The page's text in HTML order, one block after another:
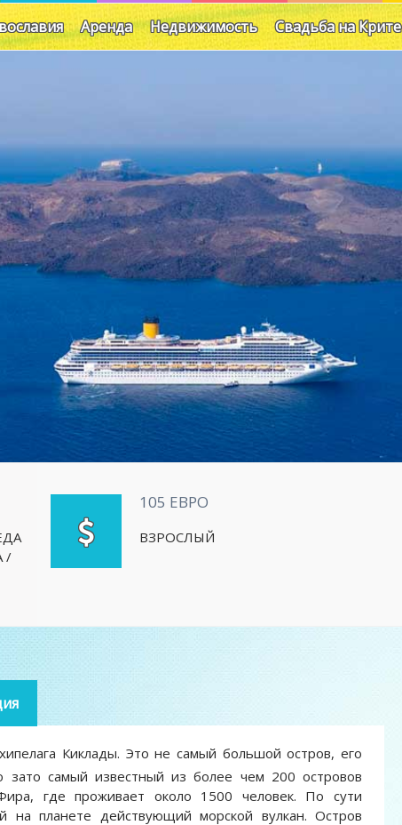
Аренда Недвижимость Свадьба на Крите
/
105 ЕВРО
ВЗРОСЛЫЙ
Киклады. Это не самый большой остров, его
зато самый известный из более чем 200 островов
где проживает около 1500 человек. По сути
на планете действующий морской вулкан. Остров